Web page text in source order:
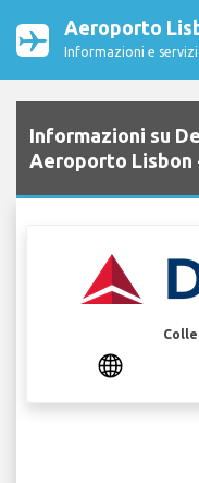
Aeroporto
Informazioni e
Informazioni su
Aeroporto Lisbon